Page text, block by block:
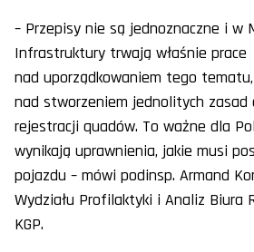
– Przepisy nie są jednoznaczne i w
Infrastruktury trwają właśnie prace
nad uporządkowaniem tego tematu,
nad stworzeniem jednolitych zasad
rejestracji quadów. To ważne dla
wynikają uprawnienia, jakie musi
pojazdu – mówi podinsp. Armand
Wydziału Profilaktyki i Analiz Biura
KGP.